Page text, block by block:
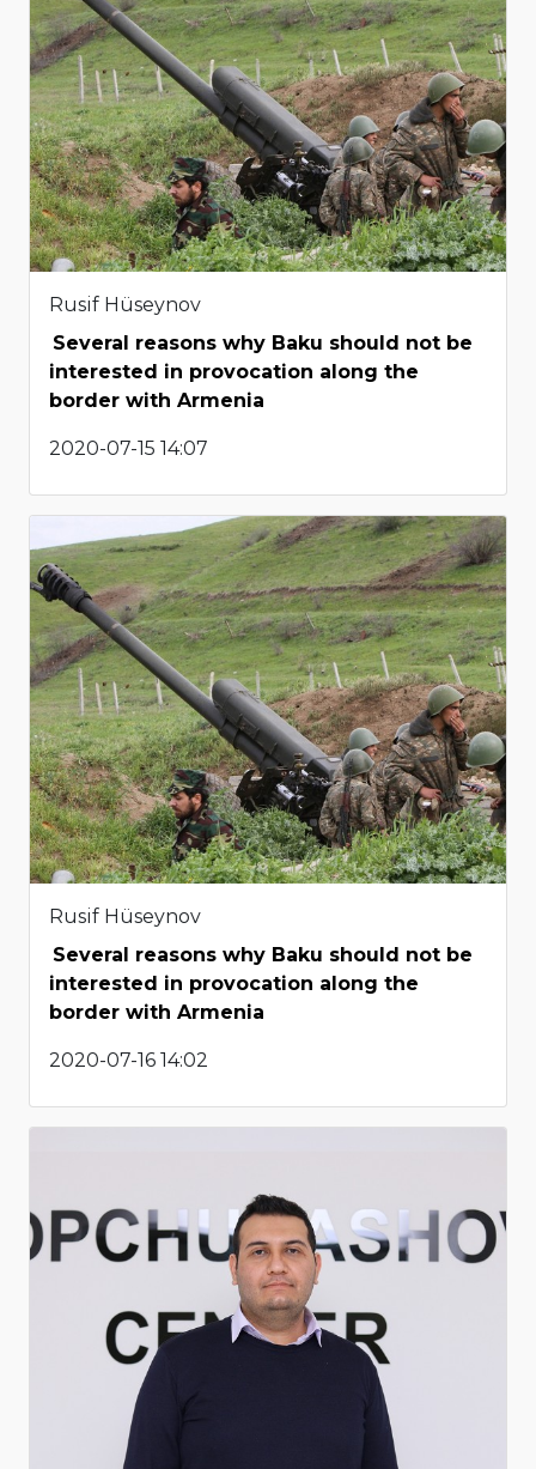
Rusif Hüseynov
Several reasons why Baku should not be
interested in provocation along the
border with Armenia
2020-07-15 14:07
Rusif Hüseynov
Several reasons why Baku should not be
interested in provocation along the
border with Armenia
2020-07-16 14:02